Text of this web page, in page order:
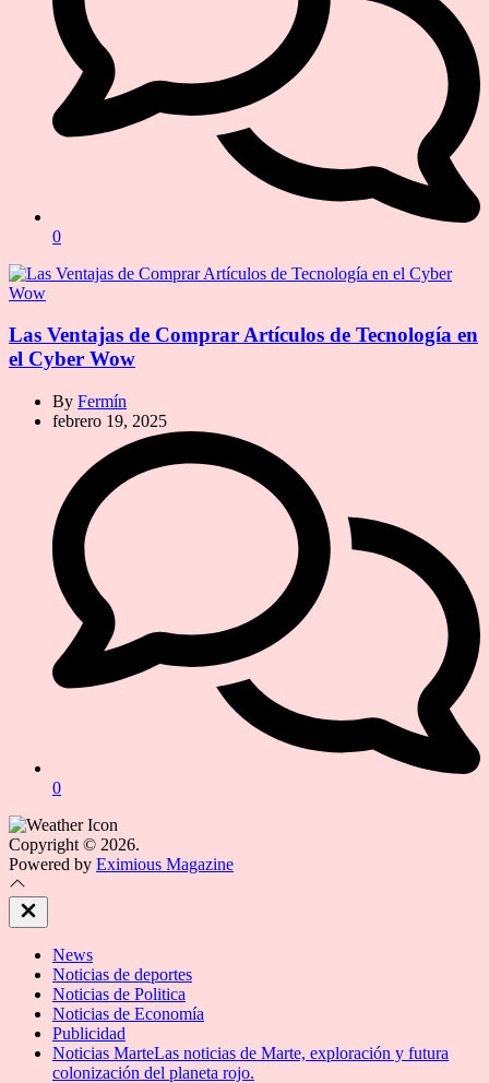
0
Las Ventajas de Comprar Artículos de Tecnología en
el Cyber Wow
By Fermín
febrero 19, 2025
0
Copyright © 2026.
Powered by Eximious Magazine
Close
Off
News
Noticias de deportes
Noticias de Politica
Noticias de Economía
Publicidad
Noticias MarteLas noticias de Marte, exploración y futura
colonización del planeta rojo.